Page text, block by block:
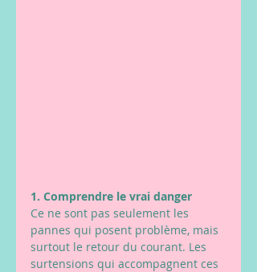
1. Comprendre le vrai danger
Ce ne sont pas seulement les
pannes qui posent problème, mais
surtout le retour du courant. Les
surtensions qui accompagnent ces